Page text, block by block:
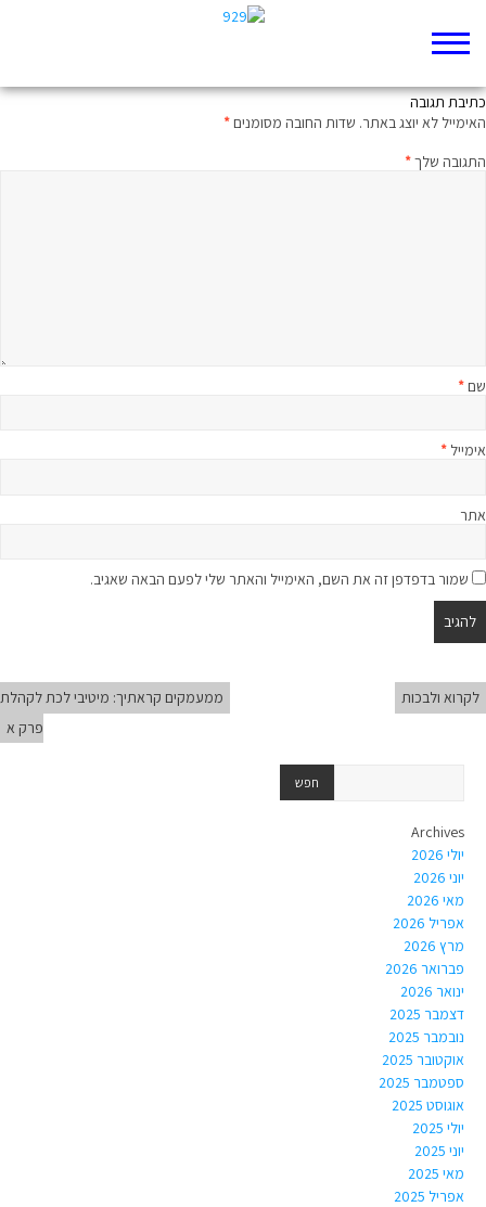
כתיבת תגובה
האימייל לא יוצג באתר. שדות החובה מסומנים*
התגובה שלך*
שם*
אימייל *
אתר
שמור בדפדפן זה את השם, האימייל והאתר שלי לפעם הבאה שאגיב.
לקרוא ולבכות
ממעמקים קראתיך: מיטיבי לכת לקהלת
פרק א
Archives
יולי 2026
יוני 2026
מאי 2026
אפריל 2026
מרץ 2026
פברואר 2026
ינואר 2026
דצמבר 2025
נובמבר 2025
אוקטובר 2025
ספטמבר 2025
אוגוסט 2025
יולי 2025
יוני 2025
מאי 2025
אפריל 2025